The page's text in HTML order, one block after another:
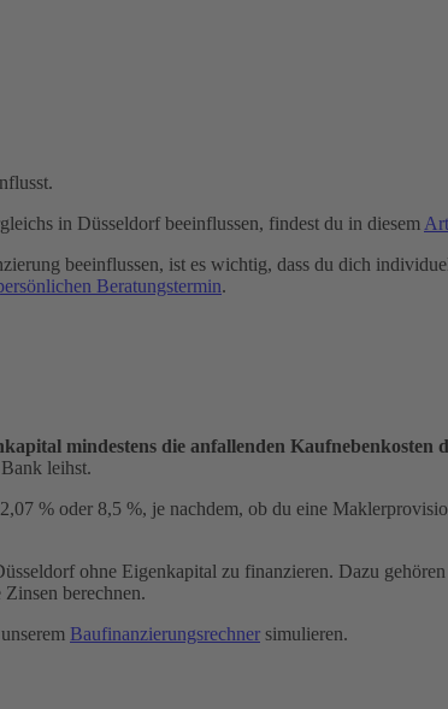
in Düsseldorf beeinflussen, findest du in diesem
beeinflussen, ist es wichtig, dass du dich
Beratungstermin.
mindestens die anfallenden Kaufnebenkosten
leihst.
% oder 8,5 %, je nachdem, ob du eine
ohne Eigenkapital zu finanzieren. Dazu
berechnen.
Baufinanzierungsrechner simulieren.